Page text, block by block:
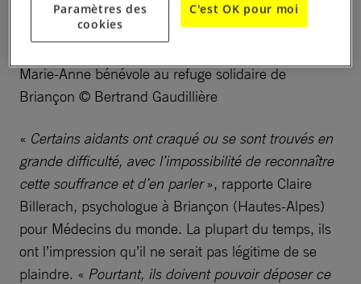
Marie-Anne bénévole au refuge solidaire de
Briançon © Bertrand Gaudillière
« Certains aidants ont craqué ou se sont trouvés en
grande difficulté, avec l’impossibilité de reconnaître
cette souffrance et d’en parler», rapporte Claire
Billerach, psychologue à Briançon (Hautes-Alpes)
pour Médecins du monde. La plupart du temps, ils
ont l’impression qu’il ne serait pas légitime de se
plaindre. « Pourtant, ils doivent pouvoir déposer ce
Paramètres des
cookies
C'est OK pour moi